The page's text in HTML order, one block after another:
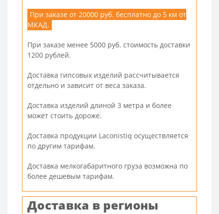
При заказе от 20000 руб. бесплатно до 5 км от
МКАД.
При заказе менее 5000 руб. стоимость доставки
1200 рублей.
Доставка гипсовых изделий рассчитывается
отдельно и зависит от веса заказа.
Доставка изделий длиной 3 метра и более
может стоить дороже.
Доставка продукции Laconistiq осуществляется
по другим тарифам.
Доставка мелкогабаритного груза возможна по
более дешевым тарифам.
Доставка в регионы